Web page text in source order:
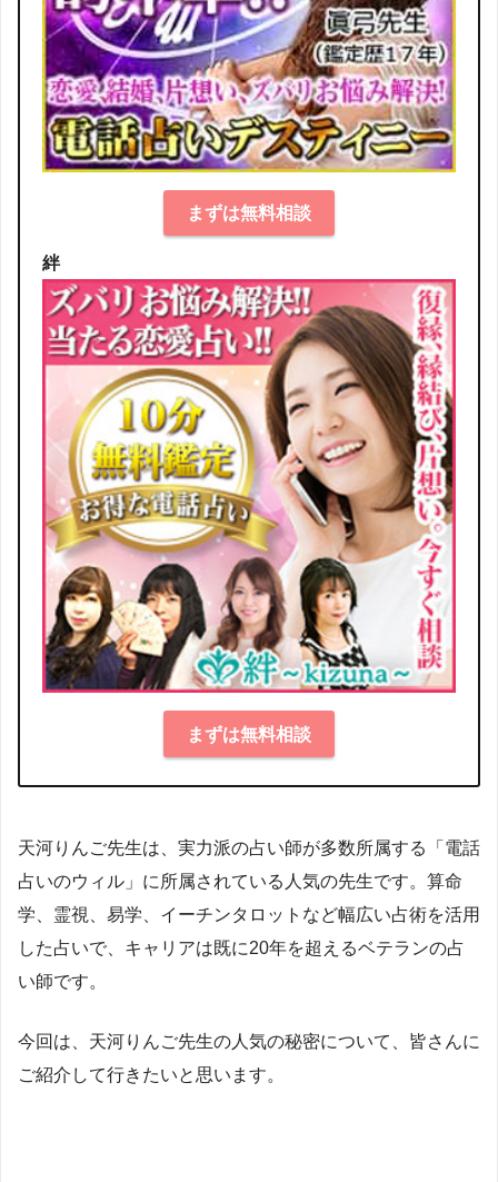
まずは無料相談
絆
まずは無料相談
天河りんご先生は、実力派の占い師が多数所属する「電話
占いのウィル」に所属されている人気の先生です。算命
学、霊視、易学、イーチンタロットなど幅広い占術を活用
した占いで、キャリアは既に20年を超えるベテランの占
い師です。
今回は、天河りんご先生の人気の秘密について、皆さんに
ご紹介して行きたいと思います。